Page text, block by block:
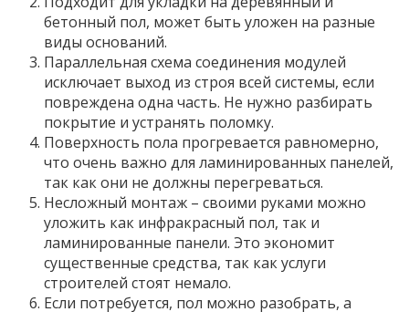
бетонный пол, может быть уложен на разные
виды оснований.
Параллельная схема соединения модулей
исключает выход из строя всей системы, если
повреждена одна часть. Не нужно разбирать
покрытие и устранять поломку.
Поверхность пола прогревается равномерно,
что очень важно для ламинированных панелей,
так как они не должны перегреваться.
Несложный монтаж – своими руками можно
уложить как инфракрасный пол, так и
ламинированные панели. Это экономит
существенные средства, так как услуги
строителей стоят немало.
Если потребуется, пол можно разобрать, а